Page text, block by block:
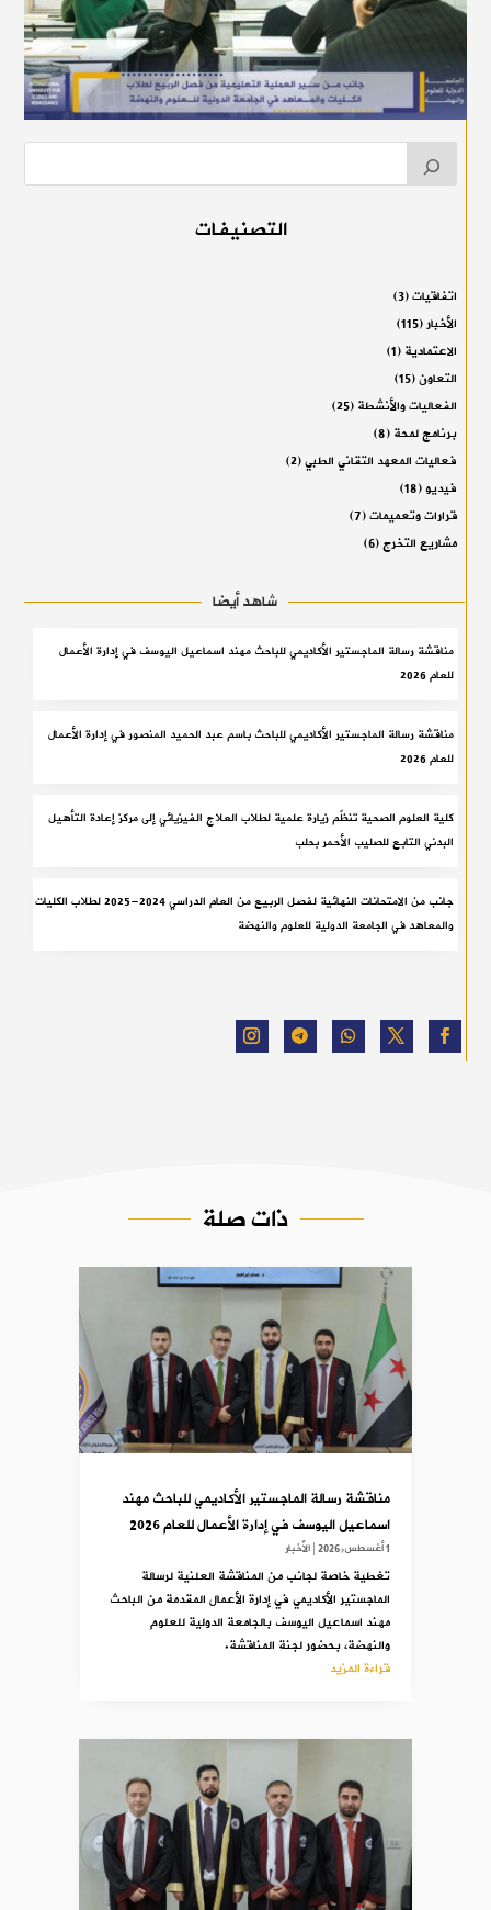
التصنيفات
اتفاقيات(3)
الأخبار(115)
الاعتمادية(1)
التعاون(15)
الفعاليات والأنشطة(25)
برنامج لمحة(8)
فعاليات المعهد التقاني الطبي(2)
فيديو(18)
قرارات وتعميمات(7)
مشاريع التخرج(6)
شاهد أيضا
مناقشة رسالة الماجستير الأكاديمي للباحث مهند اسماعيل اليوسف في إدارة الأعمال
للعام 2026
مناقشة رسالة الماجستير الأكاديمي للباحث باسم عبد الحميد المنصور في إدارة الأعمال
للعام 2026
كلية العلوم الصحية تنظّم زيارة علمية لطلاب العلاج الفيزيائي إلى مركز إعادة التأهيل
البدني التابع للصليب الأحمر بحلب
جانب من الامتحانات النهائية لفصل الربيع من العام الدراسي 2024-2025 لطلاب الكليات
والمعاهد في الجامعة الدولية للعلوم والنهضة
ذات صلة
مناقشة رسالة الماجستير الأكاديمي للباحث مهند
اسماعيل اليوسف في إدارة الأعمال للعام 2026
1 أغسطس,2026 |الأخبار
تغطية خاصة لجانب من المناقشة العلنية لرسالة
الماجستير الأكاديمي في إدارة الأعمال المقدمة من الباحث
مهند اسماعيل اليوسف بالجامعة الدولية للعلوم
والنهضة، بحضور لجنة المناقشة.
قراءة المزيد